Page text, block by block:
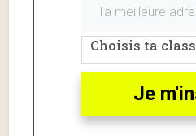
Le crépuscule du
Baudelaire,
Baudelairefut le témoin
de Paris.
Le poète souligne les
Choisis ta
Je